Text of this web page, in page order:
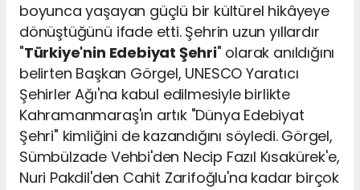
boyunca yaşayan güçlü bir kültürel hikâyeye
dönüştüğünü ifade etti. Şehrin uzun yıllardır
"Türkiye'nin Edebiyat Şehri" olarak anıldığını
belirten Başkan Görgel, UNESCO Yaratıcı
Şehirler Ağı'na kabul edilmesiyle birlikte
Kahramanmaraş'ın artık "Dünya Edebiyat
Şehri" kimliğini de kazandığını söyledi. Görgel,
Sümbülzade Vehbi'den Necip Fazıl Kısakürek'e,
Nuri Pakdil'den Cahit Zarifoğlu'na kadar birçok